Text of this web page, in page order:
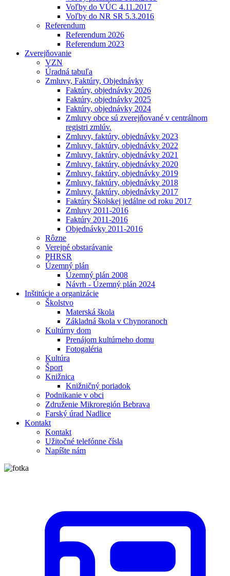
Voľby do VÚC 4.11.2017
Voľby do NR SR 5.3.2016
Referendum
Referendum 2026
Referendum 2023
Zverejňovanie
VZN
Úradná tabuľa
Zmluvy, Faktúry, Objednávky
Faktúry, objednávky 2026
Faktúry, objednávky 2025
Faktúry, objednávky 2024
Zmluvy obce sú zverejňované v centrálnom
registri zmlúv.
Zmluvy, faktúry, objednávky 2023
Zmluvy, faktúry, objednávky 2022
Zmluvy, faktúry, objednávky 2021
Zmluvy, faktúry, objednávky 2020
Zmluvy, faktúry, objednávky 2019
Zmluvy, faktúry, objednávky 2018
Zmluvy, faktúry, objednávky 2017
Faktúry Školskej jedálne od roku 2017
Zmluvy 2011-2016
Faktúry 2011-2016
Objednávky 2011-2016
Rôzne
Verejné obstarávanie
PHRSR
Územný plán
Územný plán 2008
Návrh - Územný plán 2024
Inštitúcie a organizácie
Školstvo
Materská škola
Základná škola v Chynoranoch
Kultúrny dom
Prenájom kultúrneho domu
Fotogaléria
Kultúra
Šport
Knižnica
Knižničný poriadok
Podnikanie v obci
Združenie Mikroregión Bebrava
Farský úrad Nadlice
Kontakt
Kontakt
Užitočné telefónne čísla
Napíšte nám